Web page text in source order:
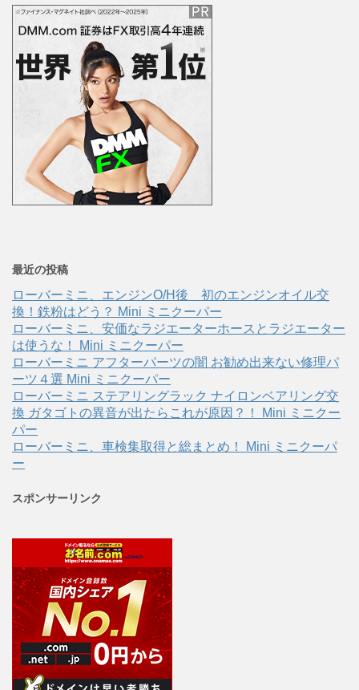
最近の投稿
ローバーミニ、エンジンO/H後 初のエンジンオイル交
換！鉄粉はどう？ Mini ミニクーパー
ローバーミニ、安価なラジエーターホースとラジエーター
は使うな！ Mini ミニクーパー
ローバーミニ アフターパーツの闇 お勧め出来ない修理パ
ーツ４選 Mini ミニクーパー
ローバーミニ ステアリングラック ナイロンベアリング交
換 ガタゴトの異音が出たらこれが原因？！ Mini ミニクー
パー
ローバーミニ、車検集取得と総まとめ！ Mini ミニクーパ
ー
スポンサーリンク